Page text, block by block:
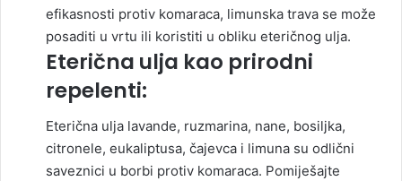
efikasnosti protiv komaraca, limunska trava se može
posaditi u vrtu ili koristiti u obliku eteričnog ulja.
Eterična ulja kao prirodni
repelenti:
Eterična ulja lavande, ruzmarina, nane, bosiljka,
citronele, eukaliptusa, čajevca i limuna su odlični
saveznici u borbi protiv komaraca. Pomiješajte